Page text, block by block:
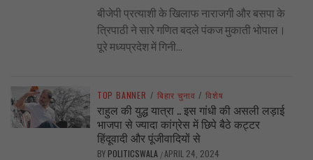
बीजेपी प्रत्याशी के खिलाफ नाराजगी और बसपा के
त्रिपाठी ने सारे गणित बदले पंकज मुकाती भोपाल।
पूरे मध्यप्रदेश में गिनी...
TOP BANNER / बिहार चुनाव / विशेष
राहुल की युद्ध यात्रा .. इस गांधी की असली लड़ाई
भाजपा से ज्यादा कांग्रेस में छिपे बैठे कट्टर
हिंदूवादी और पूंजीवादियों से
BY POLITICSWALA /APRIL 24, 2024